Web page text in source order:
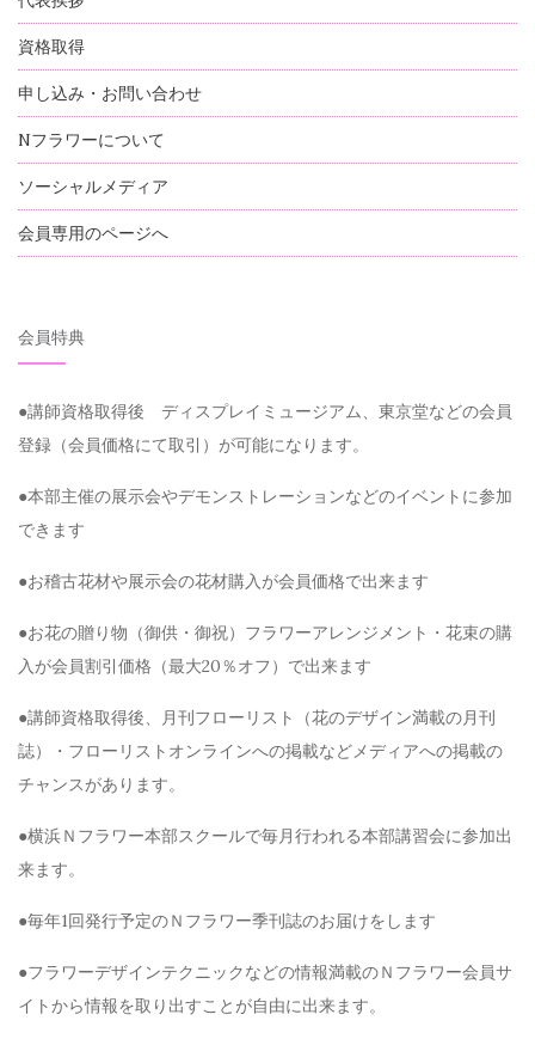
資格取得
申し込み・お問い合わせ
Nフラワーについて
ソーシャルメディア
会員専用のページへ
会員特典
●講師資格取得後 ディスプレイミュージアム、東京堂などの会員
登録（会員価格にて取引）が可能になります。
●本部主催の展示会やデモンストレーションなどのイベントに参加
できます
●お稽古花材や展示会の花材購入が会員価格で出来ます
●お花の贈り物（御供・御祝）フラワーアレンジメント・花束の購
入が会員割引価格（最大20％オフ）で出来ます
●講師資格取得後、月刊フローリスト（花のデザイン満載の月刊
誌）・フローリストオンラインへの掲載などメディアへの掲載の
チャンスがあります。
●横浜Ｎフラワー本部スクールで毎月行われる本部講習会に参加出
来ます。
●毎年1回発行予定のＮフラワー季刊誌のお届けをします
●フラワーデザインテクニックなどの情報満載のＮフラワー会員サ
イトから情報を取り出すことが自由に出来ます。